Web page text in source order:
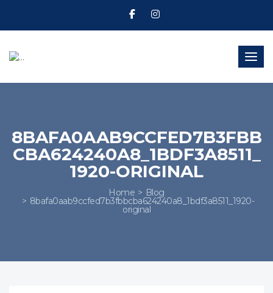
8BAFA0AAB9CCFED7B3FBB
CBA624240A8_1BDF3A8511_
1920-ORIGINAL
Home Blog
8bafa0aab9ccfed7b3fbbcba624240a8_1bdf3a8511_1920-
original